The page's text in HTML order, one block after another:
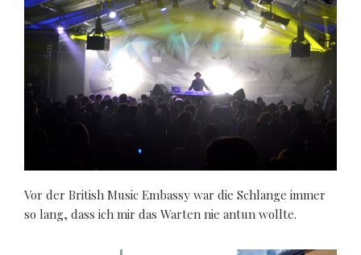
Vor der British Music Embassy war die Schlange immer
so lang, dass ich mir das Warten nie antun wollte.